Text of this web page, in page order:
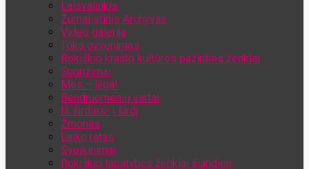
Laisvalaikis
Žurnalistinis Archyvas
Video galerija
Toks gyvenimas
Rokiškio krašto kultūros pažinties ženklai
Sugrįžimai
Mes – jėga!
Bendruomenių vartai
Iš širdies- į širdį
Žmonės
Laiko ratas
Sveikinimai
Rokiškio tapatybės ženklai šiandien